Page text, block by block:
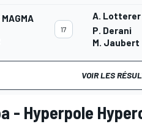
17
A. Lotterer
P. Derani
M. Jaubert
VOIR LES
- Hyperpole